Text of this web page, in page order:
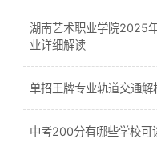
湖南艺术职业学院2025
业详细解读
单招王牌专业轨道交通解
中考200分有哪些学校可